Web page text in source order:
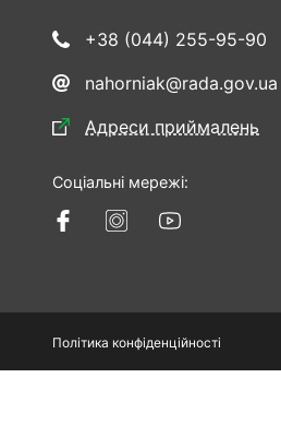
+38 (044) 255-95-90
nahorniak@rada.gov.ua
Адреси приймалень
Соціальні мережі:
Політика конфіденційності